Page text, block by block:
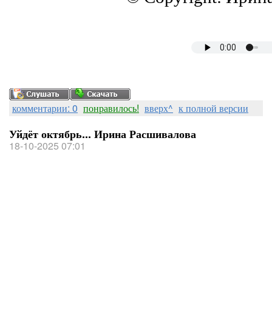
комментарии: 0 понравилось! вверх^ к полной версии
Уйдёт октябрь... Ирина Расшивалова
18-10-2025 07:01